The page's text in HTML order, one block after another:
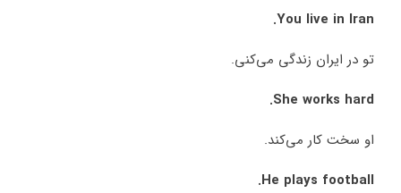
You live in Iran.
تو در ایران زندگی می‌کنی.
She works hard.
او سخت کار می‌کند.
He plays football.